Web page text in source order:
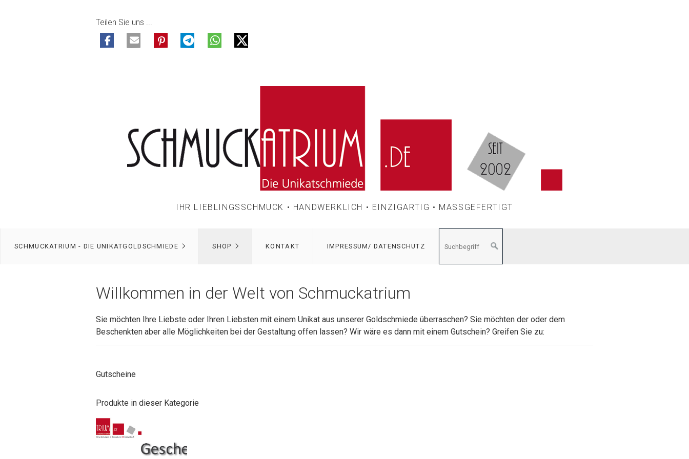
Teilen Sie uns ...
IHR LIEBLINGSSCHMUCK • HANDWERKLICH • EINZIGARTIG • MASSGEFERTIGT
SCHMUCKATRIUM - DIE UNIKATGOLDSCHMIEDE SHOP KONTAKT IMPRESSUM/ DATENSCHUTZ
Willkommen in der Welt von Schmuckatrium
Sie möchten Ihre Liebste oder Ihren Liebsten mit einem Unikat aus unserer Goldschmiede überraschen? Sie möchten der oder dem
Beschenkten aber alle Möglichkeiten bei der Gestaltung offen lassen? Wir wäre es dann mit einem Gutschein? Greifen Sie zu:
Gutscheine
Produkte in dieser Kategorie